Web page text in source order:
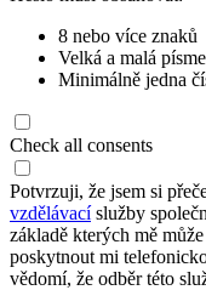
8 nebo více znaků
Velká a malá
Minimálně jedna
Check all consents
Potvrzuji, že jsem si
vzdělávacíslužby
základě kterých mě
poskytnout mi
vědomí, že odběr této